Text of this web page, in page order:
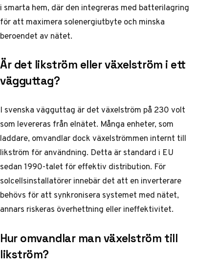
i smarta hem, där den integreras med batterilagring
för att maximera solenergiutbyte och minska
beroendet av nätet.
Är det likström eller växelström i ett
vägguttag?
I svenska vägguttag är det växelström på 230 volt
som levereras från elnätet. Många enheter, som
laddare, omvandlar dock växelströmmen internt till
likström för användning. Detta är standard i EU
sedan 1990-talet för effektiv distribution. För
solcellsinstallatörer innebär det att en inverterare
behövs för att synkronisera systemet med nätet,
annars riskeras överhettning eller ineffektivitet.
Hur omvandlar man växelström till
likström?